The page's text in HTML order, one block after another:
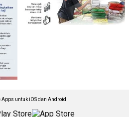
Apps untuk iOS dan Android